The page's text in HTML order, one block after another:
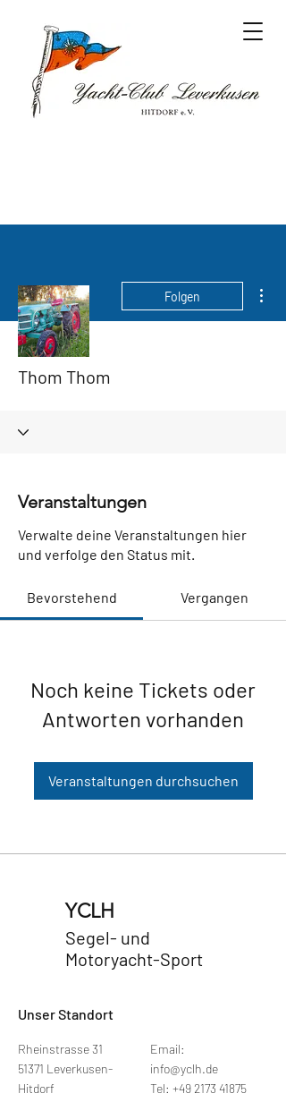
Folgen
Thom Thom
Veranstaltungen
Verwalte deine Veranstaltungen hier
und verfolge den Status mit.
Bevorstehend Vergangen
Noch keine Tickets oder
Antworten vorhanden
Veranstaltungen durchsuchen
YCLH
Segel- und
Motoryacht-Sport
Unser Standort
Rheinstrasse 31
51371 Leverkusen-
Hitdorf
Email:
info@yclh.de
Tel: +49 2173 41875